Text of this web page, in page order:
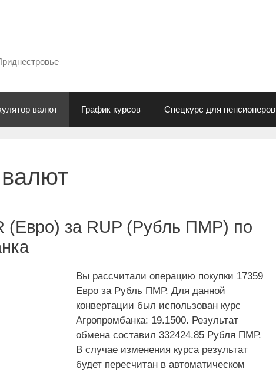
валют График курсов Спецкурс для пенсионеров
(Евро) за RUP (Рубль ПМР) по
Вы рассчитали операцию покупки 17359
Евро за Рубль ПМР. Для данной
конвертации был использован курс
Агропромбанка: 19.1500. Результат
обмена составил 332424.85 Рубля ПМР.
В случае изменения курса результат
будет пересчитан в автоматическом